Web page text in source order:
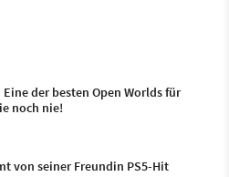
der besten Open Worlds für
noch nie!
von seiner Freundin PS5-Hit